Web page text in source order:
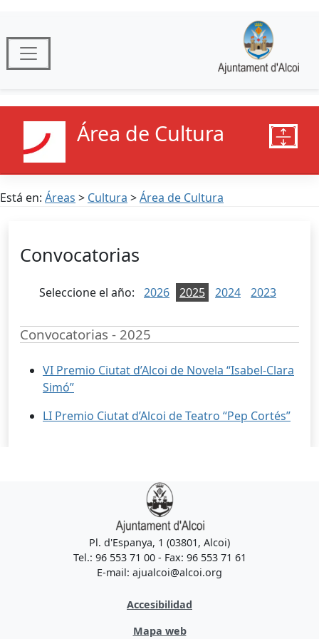
Área de Cultura
Está en: Áreas > Cultura >Área de Cultura
Convocatorias
Seleccione el año: 2026 2025 2024 2023
Convocatorias - 2025
VI Premio Ciutat d’Alcoi de Novela “Isabel-Clara
Simó”
LI Premio Ciutat d’Alcoi de Teatro “Pep Cortés”
Pl. d'Espanya, 1 (03801, Alcoi)
Tel.: 96 553 71 00 - Fax: 96 553 71 61
E-mail: ajualcoi@alcoi.org
Accesibilidad
Mapa web